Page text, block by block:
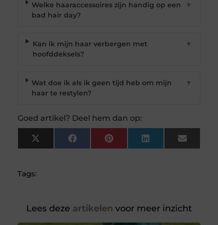
Welke haaraccessoires zijn handig op een
bad hair day?
▼
Kan ik mijn haar verbergen met
hoofddeksels?
▼
Wat doe ik als ik geen tijd heb om mijn
haar te restylen?
▼
Goed artikel? Deel hem dan op:
X
(Twitter)
FacebookPinterest LinkedIn Email
Tags:
Lees deze artikelen voor meer inzicht